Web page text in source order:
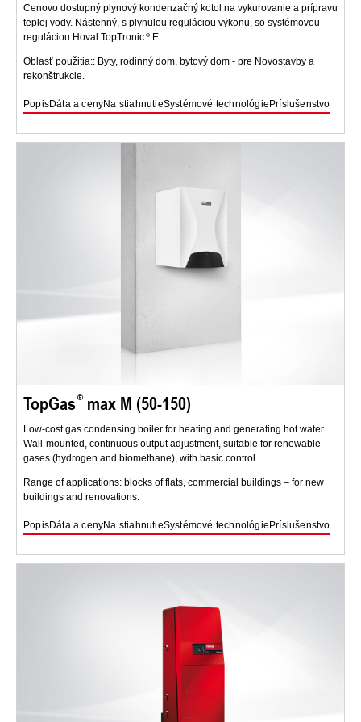
Cenovo dostupný plynový kondenzačný kotol na vykurovanie a prípravu
teplej vody. Nástenný, s plynulou reguláciou výkonu, so systémovou
reguláciou Hoval TopTronic
E.
Oblasť použitia:: Byty, rodinný dom, bytový dom - pre Novostavby a
rekonštrukcie.
PopisDáta a cenyNa stiahnutieSystémové technológiePríslušenstvo
TopGas max M (50-150)
Low-cost gas condensing boiler for heating and generating hot water.
Wall-mounted, continuous output adjustment, suitable for renewable
gases (hydrogen and biomethane), with basic control.
Range of applications: blocks of flats, commercial buildings – for new
buildings and renovations.
PopisDáta a cenyNa stiahnutieSystémové technológie Príslušenstvo